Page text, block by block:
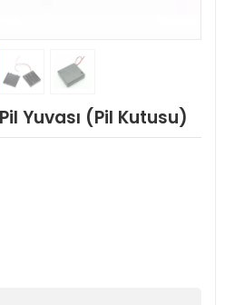
Yuvası (Pil Kutusu)